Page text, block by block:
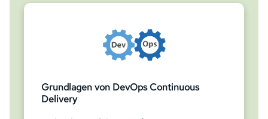
Grundlagen von DevOps Continuous
Delivery